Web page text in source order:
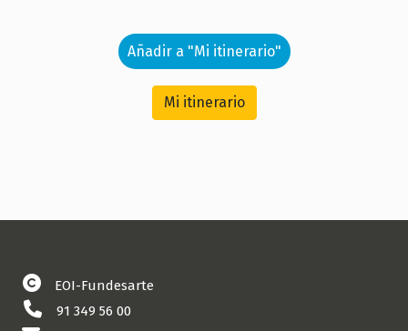
Añadir a "Mi itinerario"
Mi itinerario
EOI-Fundesarte
91 349 56 00